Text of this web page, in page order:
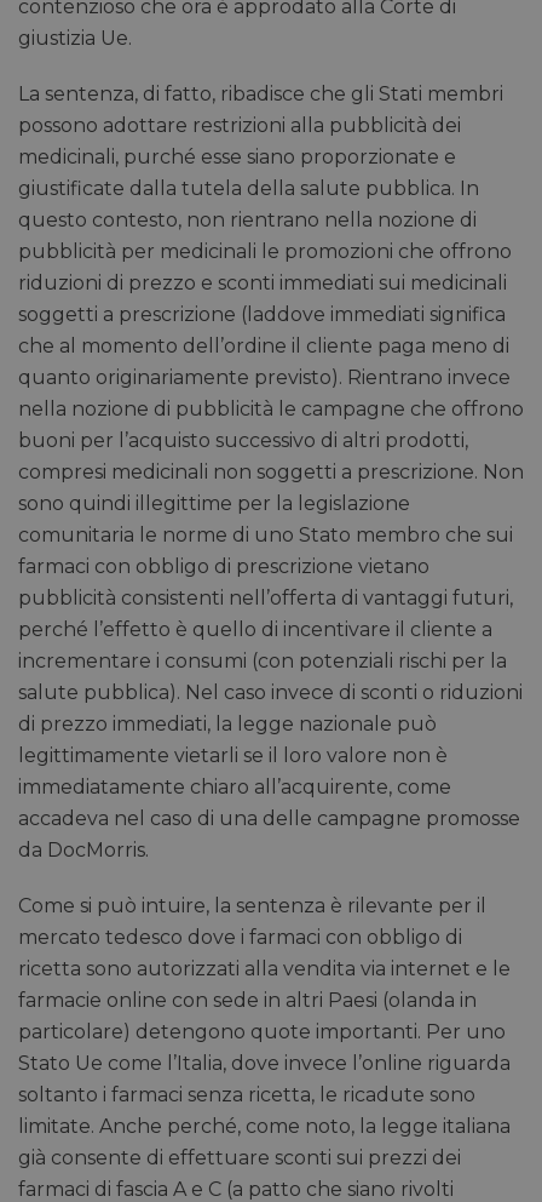
contenzioso che ora è approdato alla Corte di
giustizia Ue.
La sentenza, di fatto, ribadisce che gli Stati membri
possono adottare restrizioni alla pubblicità dei
medicinali, purché esse siano proporzionate e
giustificate dalla tutela della salute pubblica. In
questo contesto, non rientrano nella nozione di
pubblicità per medicinali le promozioni che offrono
riduzioni di prezzo e sconti immediati sui medicinali
soggetti a prescrizione (laddove immediati significa
che al momento dell’ordine il cliente paga meno di
quanto originariamente previsto). Rientrano invece
nella nozione di pubblicità le campagne che offrono
buoni per l’acquisto successivo di altri prodotti,
compresi medicinali non soggetti a prescrizione. Non
sono quindi illegittime per la legislazione
comunitaria le norme di uno Stato membro che sui
farmaci con obbligo di prescrizione vietano
pubblicità consistenti nell’offerta di vantaggi futuri,
perché l’effetto è quello di incentivare il cliente a
incrementare i consumi (con potenziali rischi per la
salute pubblica). Nel caso invece di sconti o riduzioni
di prezzo immediati, la legge nazionale può
legittimamente vietarli se il loro valore non è
immediatamente chiaro all’acquirente, come
accadeva nel caso di una delle campagne promosse
da DocMorris.
Come si può intuire, la sentenza è rilevante per il
mercato tedesco dove i farmaci con obbligo di
ricetta sono autorizzati alla vendita via internet e le
farmacie online con sede in altri Paesi (olanda in
particolare) detengono quote importanti. Per uno
Stato Ue come l’Italia, dove invece l’online riguarda
soltanto i farmaci senza ricetta, le ricadute sono
limitate. Anche perché, come noto, la legge italiana
già consente di effettuare sconti sui prezzi dei
farmaci di fascia A e C (a patto che siano rivolti